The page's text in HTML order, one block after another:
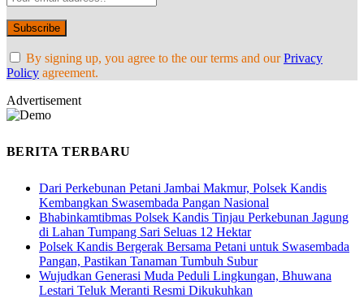
By signing up, you agree to the our terms and ourPrivacy
Policy agreement.
Advertisement
BERITA TERBARU
Dari Perkebunan Petani Jambai Makmur, Polsek Kandis
Kembangkan Swasembada Pangan Nasional
Bhabinkamtibmas Polsek Kandis Tinjau Perkebunan Jagung
di Lahan Tumpang Sari Seluas 12 Hektar
Polsek Kandis Bergerak Bersama Petani untuk Swasembada
Pangan, Pastikan Tanaman Tumbuh Subur
Wujudkan Generasi Muda Peduli Lingkungan, Bhuwana
Lestari Teluk Meranti Resmi Dikukuhkan